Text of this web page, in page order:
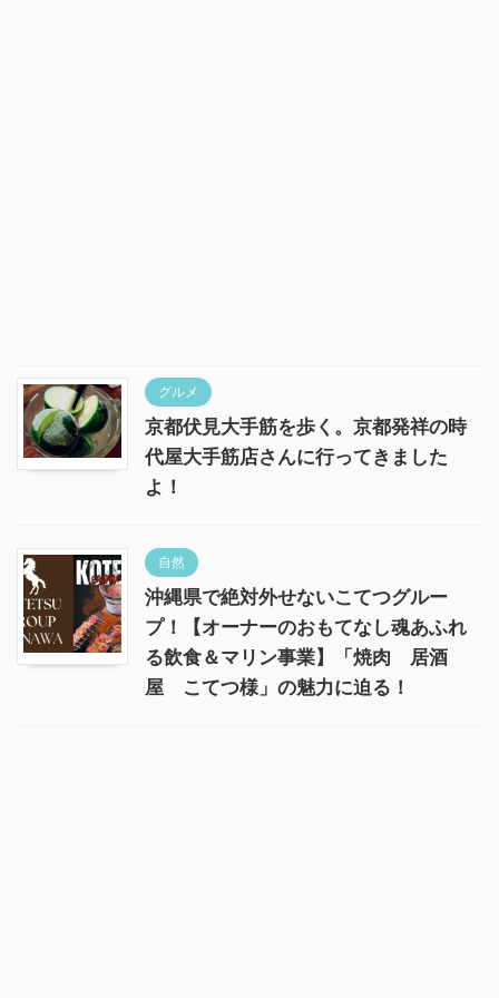
グルメ
京都伏見大手筋を歩く。京都発祥の時
代屋大手筋店さんに行ってきました
よ！
自然
沖縄県で絶対外せないこてつグルー
プ！【オーナーのおもてなし魂あふれ
る飲食＆マリン事業】「焼肉 居酒
屋 こてつ様」の魅力に迫る！